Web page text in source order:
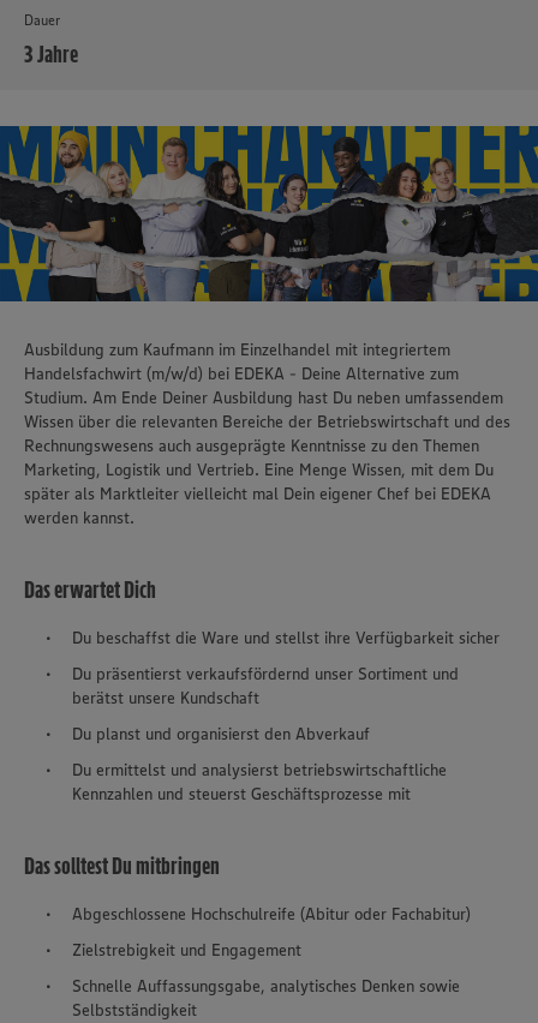
Dauer
3 Jahre
Ausbildung zum Kaufmann im Einzelhandel mit integriertem
Handelsfachwirt (m/w/d) bei EDEKA - Deine Alternative zum
Studium. Am Ende Deiner Ausbildung hast Du neben umfassendem
Wissen über die relevanten Bereiche der Betriebswirtschaft und des
Rechnungswesens auch ausgeprägte Kenntnisse zu den Themen
Marketing, Logistik und Vertrieb. Eine Menge Wissen, mit dem Du
später als Marktleiter vielleicht mal Dein eigener Chef bei EDEKA
werden kannst.
Das erwartet Dich
Du beschaffst die Ware und stellst ihre Verfügbarkeit sicher
Du präsentierst verkaufsfördernd unser Sortiment und
berätst unsere Kundschaft
Du planst und organisierst den Abverkauf
Du ermittelst und analysierst betriebswirtschaftliche
Kennzahlen und steuerst Geschäftsprozesse mit
Das solltest Du mitbringen
Abgeschlossene Hochschulreife (Abitur oder Fachabitur)
Zielstrebigkeit und Engagement
Schnelle Auffassungsgabe, analytisches Denken sowie
Selbstständigkeit